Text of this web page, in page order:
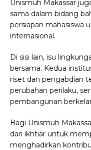
Unismuh Makassar
sama dalam bidang
persiapan mahasiswa
internasional.
Di sisi lain, isu
bersama. Kedua
riset dan pengabdian
perubahan perilaku,
pembangunan
Bagi Unismuh
dari ikhtiar untuk
menghadirkan